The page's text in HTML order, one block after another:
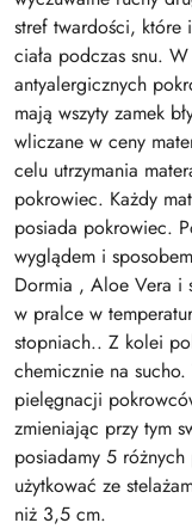
stref twardości,
ciała podczas snu.
antyalergicznych
mają wszyty zamek
wliczane w ceny
celu utrzymania
pokrowiec. Każdy
posiada pokrowiec.
wyglądem i
Dormia , Aloe Vera i
w pralce w
stopniach.. Z kolei
chemicznie na
pielęgnacji
zmieniając przy tym
posiadamy 5
użytkować ze
niż 3,5 cm.